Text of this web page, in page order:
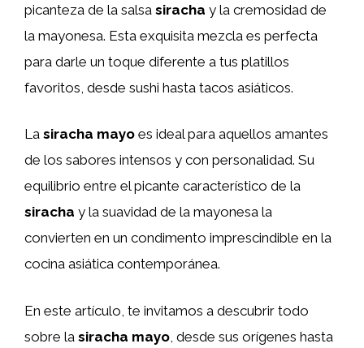
picanteza de la salsa siracha y la cremosidad de
la mayonesa. Esta exquisita mezcla es perfecta
para darle un toque diferente a tus platillos
favoritos, desde sushi hasta tacos asiáticos.
La siracha mayo es ideal para aquellos amantes
de los sabores intensos y con personalidad. Su
equilibrio entre el picante característico de la
siracha y la suavidad de la mayonesa la
convierten en un condimento imprescindible en la
cocina asiática contemporánea.
En este artículo, te invitamos a descubrir todo
sobre la siracha mayo , desde sus orígenes hasta